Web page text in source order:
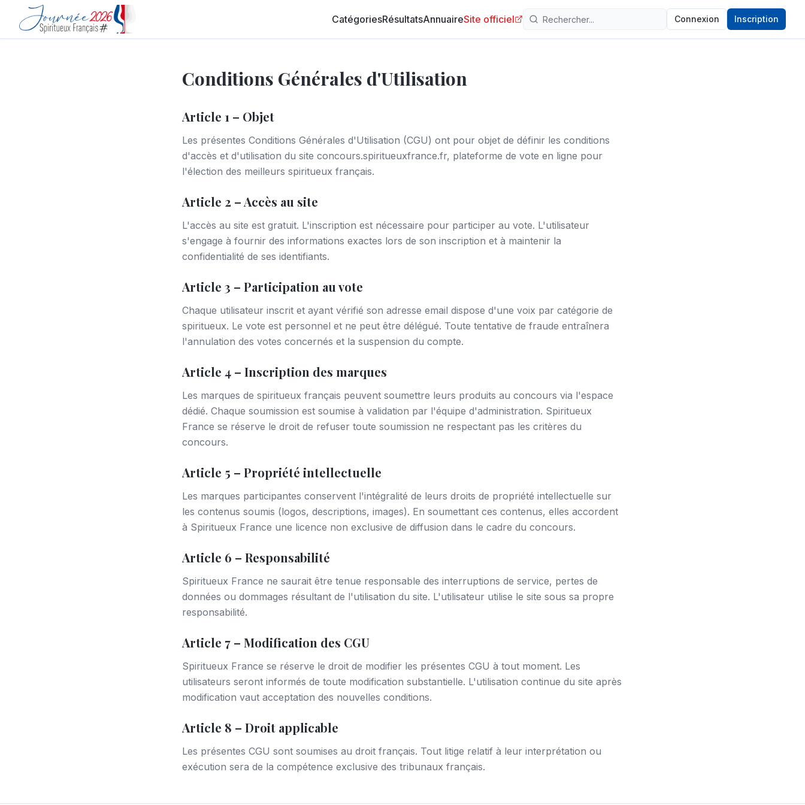
CatégoriesRésultatsAnnuaireSite officiel Connexion Inscription
Conditions Générales d'Utilisation
Article 1 – Objet
Les présentes Conditions Générales d'Utilisation (CGU) ont pour objet de définir les conditions
d'accès et d'utilisation du site concours.spiritueuxfrance.fr, plateforme de vote en ligne pour
l'élection des meilleurs spiritueux français.
Article 2 – Accès au site
L'accès au site est gratuit. L'inscription est nécessaire pour participer au vote. L'utilisateur
s'engage à fournir des informations exactes lors de son inscription et à maintenir la
confidentialité de ses identifiants.
Article 3 – Participation au vote
Chaque utilisateur inscrit et ayant vérifié son adresse email dispose d'une voix par catégorie de
spiritueux. Le vote est personnel et ne peut être délégué. Toute tentative de fraude entraînera
l'annulation des votes concernés et la suspension du compte.
Article 4 – Inscription des marques
Les marques de spiritueux français peuvent soumettre leurs produits au concours via l'espace
dédié. Chaque soumission est soumise à validation par l'équipe d'administration. Spiritueux
France se réserve le droit de refuser toute soumission ne respectant pas les critères du
concours.
Article 5 – Propriété intellectuelle
Les marques participantes conservent l'intégralité de leurs droits de propriété intellectuelle sur
les contenus soumis (logos, descriptions, images). En soumettant ces contenus, elles accordent
à Spiritueux France une licence non exclusive de diffusion dans le cadre du concours.
Article 6 – Responsabilité
Spiritueux France ne saurait être tenue responsable des interruptions de service, pertes de
données ou dommages résultant de l'utilisation du site. L'utilisateur utilise le site sous sa propre
responsabilité.
Article 7 – Modification des CGU
Spiritueux France se réserve le droit de modifier les présentes CGU à tout moment. Les
utilisateurs seront informés de toute modification substantielle. L'utilisation continue du site après
modification vaut acceptation des nouvelles conditions.
Article 8 – Droit applicable
Les présentes CGU sont soumises au droit français. Tout litige relatif à leur interprétation ou
exécution sera de la compétence exclusive des tribunaux français.